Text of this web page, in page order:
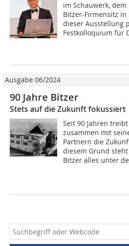
im Schauwerk,
Bitzer-Firmensitz
dieser Ausstellung
Festkolloquium für
Ausgabe 06/2024
90 Jahre Bitzer
Stets auf die Zukunft fokussiert
Seit 90 Jahren
zusammen mit
Partnern die
diesem Grund
Bitzer alles unter